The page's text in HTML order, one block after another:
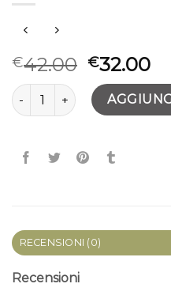
€42.00 €32.00
zaino uomo in pelle
RECENSIONI (0)
Recensioni